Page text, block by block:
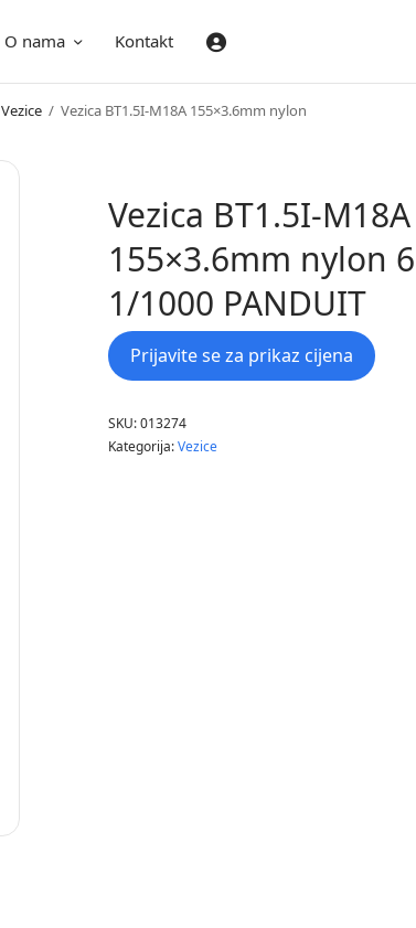
O nama Kontakt Prijava
Vezice / Vezica BT1.5I-M18A 155×3.6mm nylon
Vezica BT1.5I-M18A
155×3.6mm nylon
1/1000 PANDUIT
Prijavite se za prikaz cijena
SKU:013274
Kategorija:Vezice